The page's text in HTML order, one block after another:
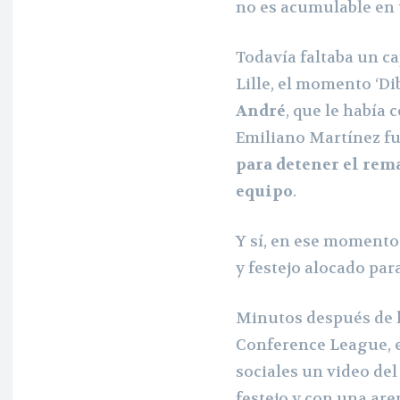
no es acumulable
Todavía faltaba un
Lille, el momento
André, que le había
Emiliano Martínez
para detener el
equipo.
Y sí, en ese
y festejo alocado
Minutos después de
Conference League,
sociales un video